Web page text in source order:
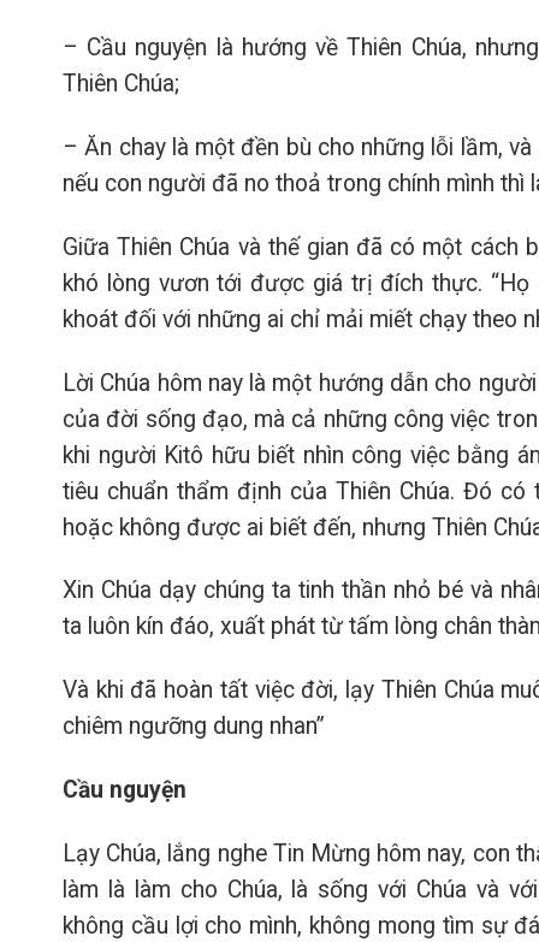
– Cầu nguyện là hướng về Thiên Chúa,
Thiên Chúa;
– Ăn chay là một đền bù cho những lỗi lầm,
nếu con người đã no thoả trong chính mình thì
Giữa Thiên Chúa và thế gian đã có một
khó lòng vươn tới được giá trị đích thực.
khoát đối với những ai chỉ mải miết chạy theo
Lời Chúa hôm nay là một hướng dẫn cho
của đời sống đạo, mà cả những công việc
khi người Kitô hữu biết nhìn công việc bằng
tiêu chuẩn thẩm định của Thiên Chúa. Đó
hoặc không được ai biết đến, nhưng Thiên
Xin Chúa dạy chúng ta tinh thần nhỏ bé và
ta luôn kín đáo, xuất phát từ tấm lòng chân
Và khi đã hoàn tất việc đời, lạy Thiên Chúa
chiêm ngưỡng dung nhan”
Cầu nguyện
Lạy Chúa, lắng nghe Tin Mừng hôm nay, con
làm là làm cho Chúa, là sống với Chúa và
không cầu lợi cho mình, không mong tìm sự